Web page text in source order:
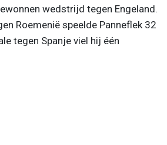
wedstrijd tegen Engeland.
Roemenië speelde Panneflek 32
tegen Spanje viel hij één